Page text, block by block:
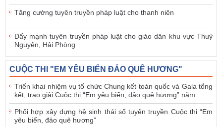
Tăng cường tuyên truyền pháp luật cho thanh niên
Đẩy mạnh tuyên truyền pháp luật cho giáo dân khu vực Thuỷ
Nguyên, Hải Phòng
CUỘC THI "EM YÊU BIỂN ĐẢO QUÊ HƯƠNG"
Triển khai nhiệm vụ tổ chức Chung kết toàn quốc và Gala tổng
kết, trao giải Cuộc thi “Em yêu biển, đảo quê hương” năm
Phối hợp xây dựng hệ sinh thái số tuyên truyền Cuộc thi “Em
yêu biển, đảo quê hương”